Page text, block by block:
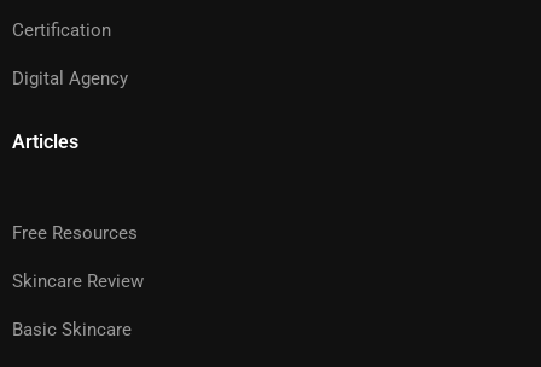
Certification
Digital Agency
Articles
Free Resources
Skincare Review
Basic Skincare